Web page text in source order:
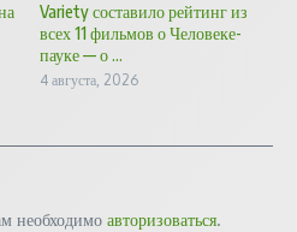
Variety составило рейтинг из
всех 11 фильмов о Человеке-
пауке — о ...
4 августа, 2026
необходимо авторизоваться.